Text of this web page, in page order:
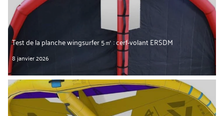
Test de la planche wingsurfer 5㎡ : cerf-volant ERSDM
8 janvier 2026